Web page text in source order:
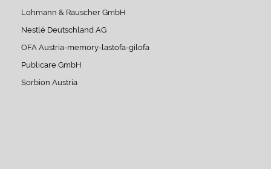
Lohmann & Rauscher GmbH
Nestlé Deutschland AG
OFA Austria-memory-lastofa-gilofa
Publicare GmbH
Sorbion Austria